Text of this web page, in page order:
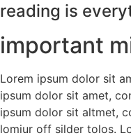
reading is
important
Lorem ipsum dolor sit
ipsum dolor sit amet,
ipsum dolor sit altmet,
lomiur off silder tolos.